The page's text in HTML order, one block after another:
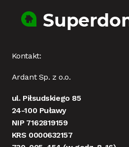
Kontakt:
Ardant Sp. z o.o.
ul. Piłsudskiego 85
24-100 Puławy
NIP 7162819159
KRS 0000632157